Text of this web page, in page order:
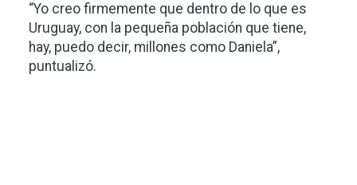
“Yo creo firmemente que dentro de lo que es
Uruguay, con la pequeña población que tiene,
hay, puedo decir, millones como Daniela”,
puntualizó.